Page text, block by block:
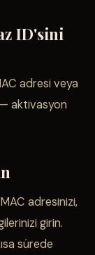
ID'sini
adresi veya
aktivasyon
adresinizi,
girin.
sürede